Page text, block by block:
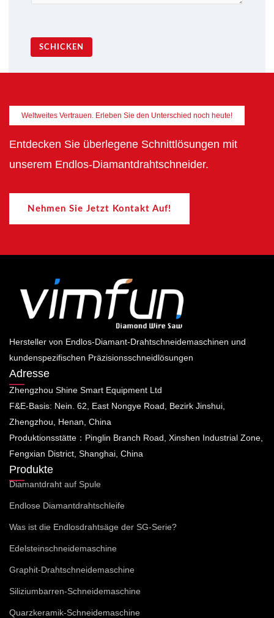
SCHICKEN
Weltweites Vertrauen. Erleben Sie den Unterschied noch heute!
Entdecken Sie überlegene Schnittlösungen mit
unserem Endlos-Diamantdrahtschneider.
Nehmen Sie Jetzt Kontakt Auf!
Hersteller von Endlos-Diamant-Drahtschneidemaschinen und
kundenspezifischen Präzisionsschneidlösungen
Adresse
Zhengzhou Shine Smart Equipment Ltd
F&E-Basis: Nein. 62, East Nongye Road, Bezirk Jinshui,
Zhengzhou, Henan, China
Produktionsstätte：Pinglin Branch Road, Xinshen Industrial Zone,
Fengxian District, Shanghai, China
Produkte
Diamantdraht auf Spule
Endlose Diamantdrahtschleife
Was ist die Endlosdrahtsäge der SG-Serie?
Edelsteinschneidemaschine
Graphit-Drahtschneidemaschine
Siliziumbarren-Schneidemaschine
Quarzkeramik-Schneidemaschine